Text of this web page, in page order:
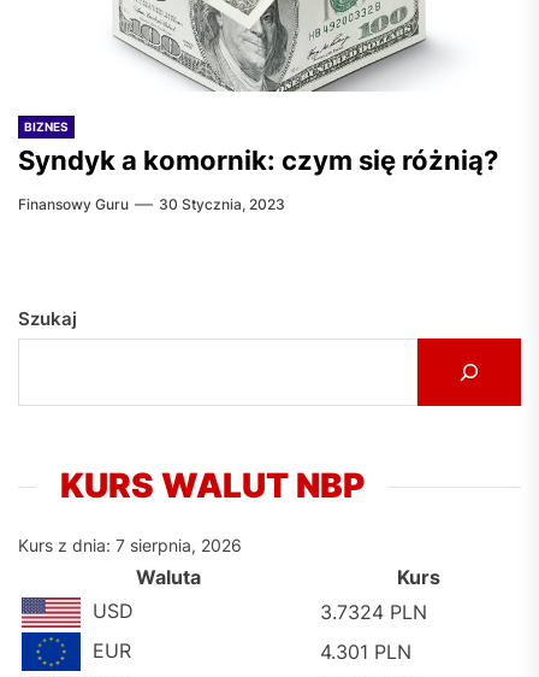
BIZNES
Syndyk a komornik: czym się różnią?
Finansowy Guru 30 Stycznia, 2023
Szukaj
KURS WALUT NBP
Kurs z dnia: 7 sierpnia, 2026
Waluta
Kurs
USD
3.7324 PLN
EUR
4.301 PLN